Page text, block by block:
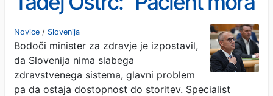
znova postati središče
slovenskega
zdravstvenega sistema"
Novice / Slovenija
Bodoči minister za zdravje je izpostavil,
da Slovenija nima slabega
zdravstvenega sistema, glavni problem
pa da ostaja dostopnost do storitev. Specialist